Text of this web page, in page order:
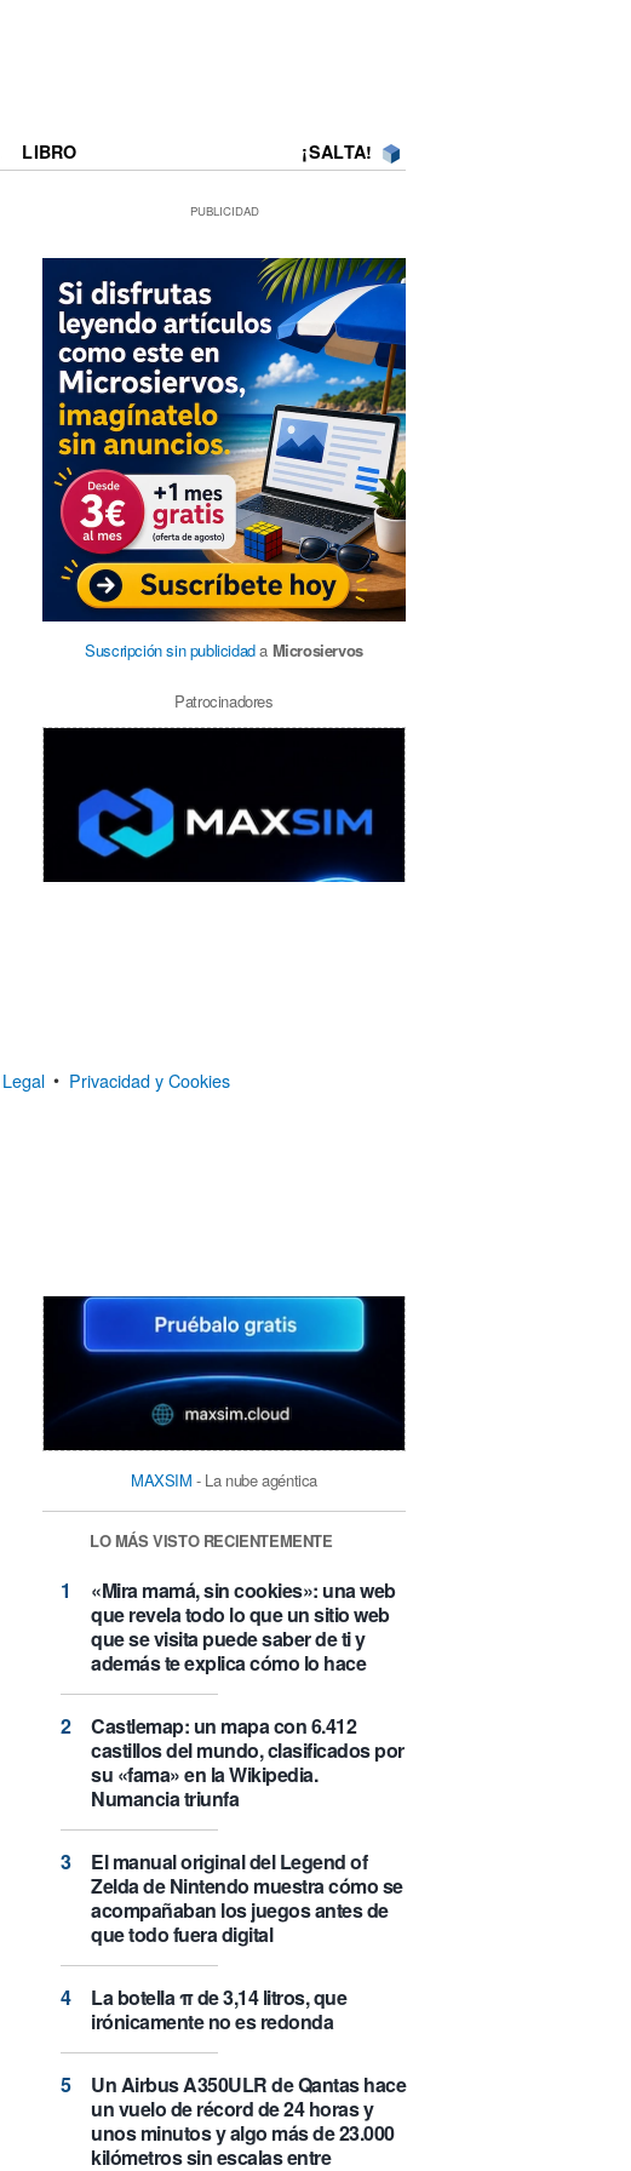
LIBRO ¡SALTA!
PUBLICIDAD
Suscripción sin publicidada Microsiervos
Patrocinadores
MAXSIM - La nube agéntica
LO MÁS VISTO RECIENTEMENTE
«Mira mamá, sin cookies»: una web
que revela todo lo que un sitio web
que se visita puede saber de ti y
además te explica cómo lo hace
Castlemap: un mapa con 6.412
castillos del mundo, clasificados por
su «fama» en la Wikipedia.
Numancia triunfa
El manual original del Legend of
Zelda de Nintendo muestra cómo se
acompañaban los juegos antes de
que todo fuera digital
La botella π de 3,14 litros, que
irónicamente no es redonda
Un Airbus A350ULR de Qantas hace
un vuelo de récord de 24 horas y
unos minutos y algo más de 23.000
kilómetros sin escalas entre
Legal • Privacidad y Cookies